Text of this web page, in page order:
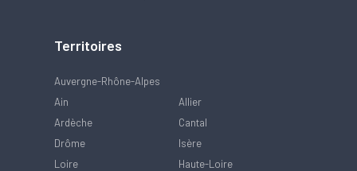
Territoires
Auvergne-Rhône-Alpes
Ain
Allier
Ardèche
Cantal
Drôme
Isère
Loire
Haute-Loire